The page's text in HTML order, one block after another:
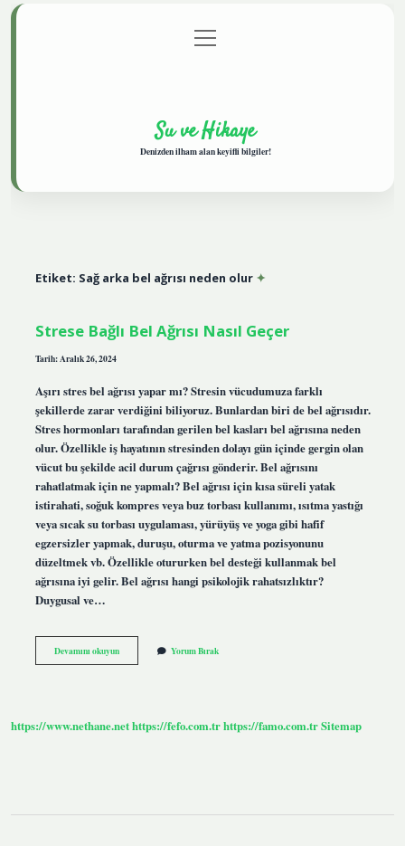
Gizlilik Politikası
menüyü
aç
Su ve Hikaye
Denizden ilham alan keyifli bilgiler!
Etiket: Sağ arka bel ağrısı neden olur
Strese Bağlı Bel Ağrısı Nasıl Geçer
Tarih: Aralık 26, 2024
Aşırı stres bel ağrısı yapar mı? Stresin vücudumuza farklı
şekillerde zarar verdiğini biliyoruz. Bunlardan biri de bel ağrısıdır.
Stres hormonları tarafından gerilen bel kasları bel ağrısına neden
olur. Özellikle iş hayatının stresinden dolayı gün içinde gergin olan
vücut bu şekilde acil durum çağrısı gönderir. Bel ağrısını
rahatlatmak için ne yapmalı? Bel ağrısı için kısa süreli yatak
istirahati, soğuk kompres veya buz torbası kullanımı, ısıtma yastığı
veya sıcak su torbası uygulaması, yürüyüş ve yoga gibi hafif
egzersizler yapmak, duruşu, oturma ve yatma pozisyonunu
düzeltmek vb. Özellikle otururken bel desteği kullanmak bel
ağrısına iyi gelir. Bel ağrısı hangi psikolojik rahatsızlıktır?
Duygusal ve…
Devamını okuyunStrese
Bağlı
Yorum Bırak
https://www.nethane.nethttps://fefo.com.trhttps://famo.com.trSitemap